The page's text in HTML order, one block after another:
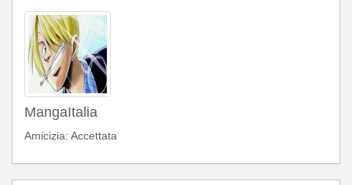
MangaItalia
Amicizia: Accettata